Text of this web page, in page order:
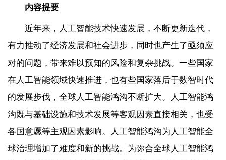
内容提要
近年来，人工智能技术快速发展，不断更新迭代，
有力推动了经济发展和社会进步，同时也产生了亟须应
对的问题，带来难以预知的风险和复杂挑战。一些国家
在人工智能领域快速推进，也有些国家落后于数智时代
的发展步伐，全球人工智能鸿沟不断扩大。人工智能鸿
沟既与基础设施和技术发展等客观因素直接相关，也受
各国意愿等主观因素影响。人工智能鸿沟为人工智能全
球治理增加了难度和新的挑战。为弥合全球人工智能鸿